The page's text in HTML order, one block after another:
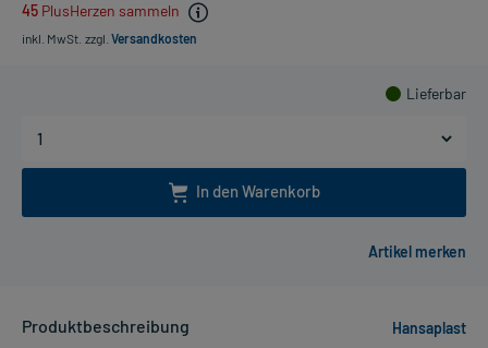
45 PlusHerzen sammeln
inkl. MwSt. zzgl. Versandkosten
Lieferbar
In den Warenkorb
Produktbeschreibung
Hansaplast